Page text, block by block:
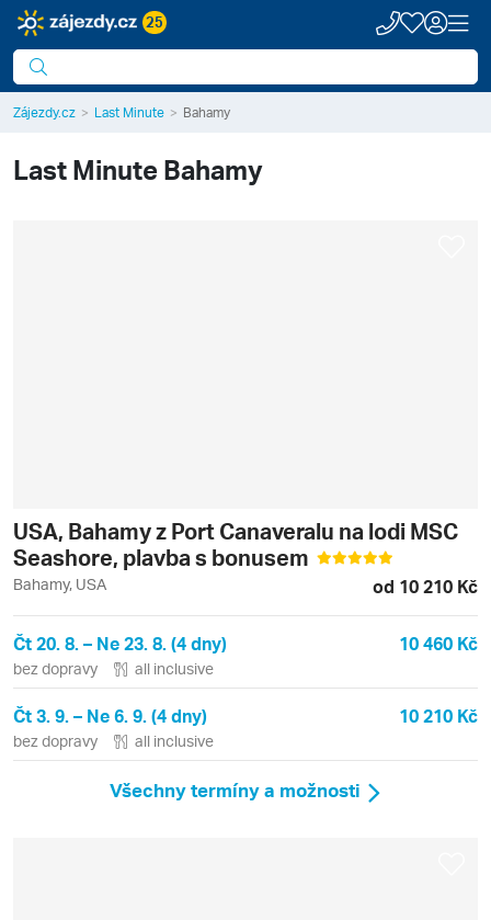
25
Zájezdy.cz Last Minute Bahamy
Last MinuteBahamy
USA, Bahamy z Port Canaveralu na lodi MSC
Seashore, plavba s bonusem
Bahamy, USA od 10 210 Kč
Čt 20. 8. – Ne 23. 8. (4 dny) 10 460 Kč
bez dopravy all inclusive
Čt 3. 9. – Ne 6. 9. (4 dny) 10 210 Kč
bez dopravy all inclusive
Všechny termíny a možnosti